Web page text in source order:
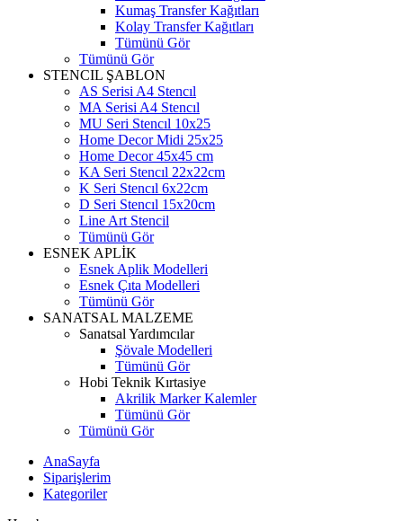
Kumaş Transfer Kağıtları
Kolay Transfer Kağıtları
Tümünü Gör
Tümünü Gör
STENCIL ŞABLON
AS Serisi A4 Stencıl
MA Serisi A4 Stencıl
MU Seri Stencıl 10x25
Home Decor Midi 25x25
Home Decor 45x45 cm
KA Seri Stencıl 22x22cm
K Seri Stencıl 6x22cm
D Seri Stencıl 15x20cm
Line Art Stencil
Tümünü Gör
ESNEK APLİK
Esnek Aplik Modelleri
Esnek Çıta Modelleri
Tümünü Gör
SANATSAL MALZEME
Sanatsal Yardımcılar
Şövale Modelleri
Tümünü Gör
Hobi Teknik Kırtasiye
Akrilik Marker Kalemler
Tümünü Gör
Tümünü Gör
AnaSayfa
Siparişlerim
Kategoriler